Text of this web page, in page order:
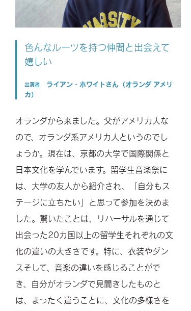
色んなルーツを持つ仲間と出会えて
嬉しい
出演者
ライアン・ホワイトさん（オランダ アメリ
カ）
オランダから来ました。父がアメリカ人な
ので、オランダ系アメリカ人というのでし
ょうか。現在は、京都の大学で国際関係と
日本文化を学んでいます。留学生音楽祭に
は、大学の友人から紹介され、「自分もス
テージに立ちたい」と思って参加を決めま
した。驚いたことは、リハーサルを通じて
出会った20カ国以上の留学生それぞれの文
化の違いの大きさです。特に、衣装やダン
スそして、音楽の違いを感じることがで
き、自分がオランダで見聞きしたものと
は、まったく違うことに、文化の多様さを